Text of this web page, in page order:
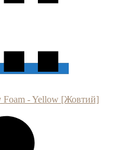
Foam - Yellow [Жовтий]